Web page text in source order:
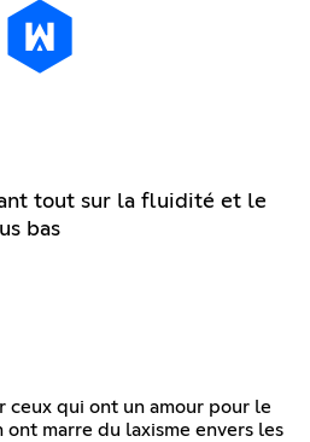
tout sur la fluidité et le
bas
ceux qui ont un amour pour le
marre du laxisme envers les